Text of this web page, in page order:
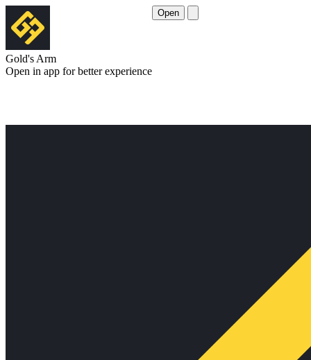
Gold's Arm
Open in app for better experience
Open